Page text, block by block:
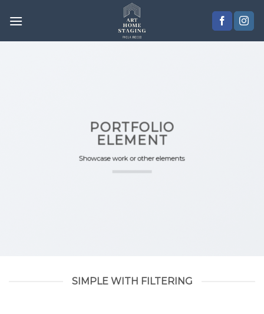
PORTFOLIO
ELEMENT
Showcase work or other elements
SIMPLE WITH FILTERING